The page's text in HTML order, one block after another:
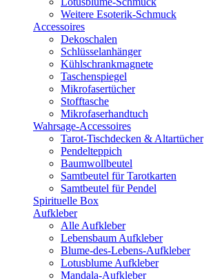
Weitere Esoterik-Schmuck
Accessoires
Dekoschalen
Schlüsselanhänger
Kühlschrankmagnete
Taschenspiegel
Mikrofasertücher
Stofftasche
Mikrofaserhandtuch
Wahrsage-Accessoires
Tarot-Tischdecken & Altartücher
Pendelteppich
Baumwollbeutel
Samtbeutel für Tarotkarten
Samtbeutel für Pendel
Spirituelle Box
Aufkleber
Alle Aufkleber
Lebensbaum Aufkleber
Blume-des-Lebens-Aufkleber
Lotusblume Aufkleber
Mandala-Aufkleber